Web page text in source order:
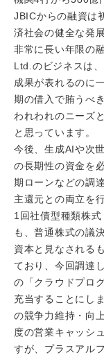
JBICからの融資は
済社会の健全な発
非常に長い年限の
Ltd.のビジネスは
成果が表れるのに
期の借入で賄うべ
われわれのニーズ
と思っています。
今後、生成AIや次
の長期性の資金を
期ローンなどの調
主還元との両立を
1回社債型種類株
も、普通株式の議
資本と見なされる
ており、今回調達
の「クラウドプロ
充当することにし
の競争力維持・向
度の営業キャッシ
すが、プラスアル